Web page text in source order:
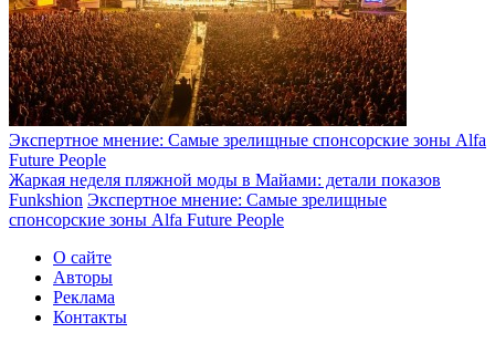
Экспертное мнение: Самые зрелищные спонсорские зоны Alfa
Future People
Жаркая неделя пляжной моды в Майами: детали показов
Funkshion Экспертное мнение: Самые зрелищные
спонсорские зоны Alfa Future People
О сайте
Авторы
Реклама
Контакты